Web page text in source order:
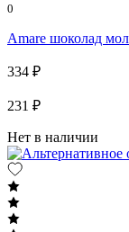
0
Amare шоколад
334 ₽
231 ₽
Нет в наличии